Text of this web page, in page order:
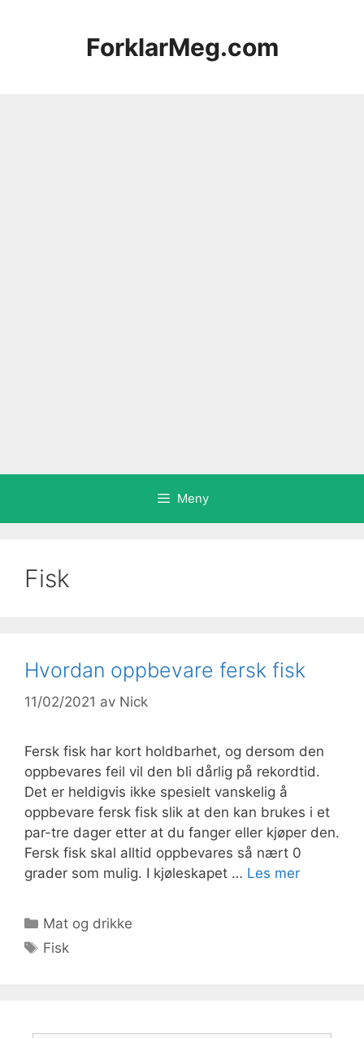
ForklarMeg.com
Meny
Fisk
Hvordan oppbevare fersk fisk
11/02/2021 av Nick
Fersk fisk har kort holdbarhet, og dersom den
oppbevares feil vil den bli dårlig på rekordtid.
Det er heldigvis ikke spesielt vanskelig å
oppbevare fersk fisk slik at den kan brukes i et
par-tre dager etter at du fanger eller kjøper den.
Fersk fisk skal alltid oppbevares så nært 0
grader som mulig. I kjøleskapet … Les mer
Kategorier
Mat og drikke
Stikkord
Fisk